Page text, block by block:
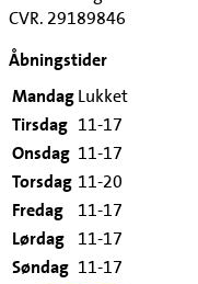
CVR. 29189846
Åbningstider
MandagLukket
Tirsdag 11-17
Onsdag 11-17
Torsdag 11-20
Fredag
11-17
Lørdag
11-17
Søndag 11-17